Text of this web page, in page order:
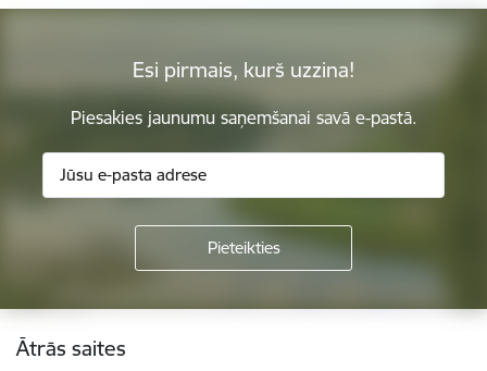
Esi pirmais, kurš uzzina!
Piesakies jaunumu saņemšanai savā e-pastā.
Kājene
Ātrās saites